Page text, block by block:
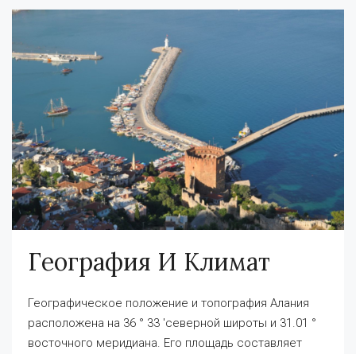
География И Климат
Географическое положение и топография Алания
расположена на 36 ° 33 'северной широты и 31.01 °
восточного меридиана. Его площадь составляет